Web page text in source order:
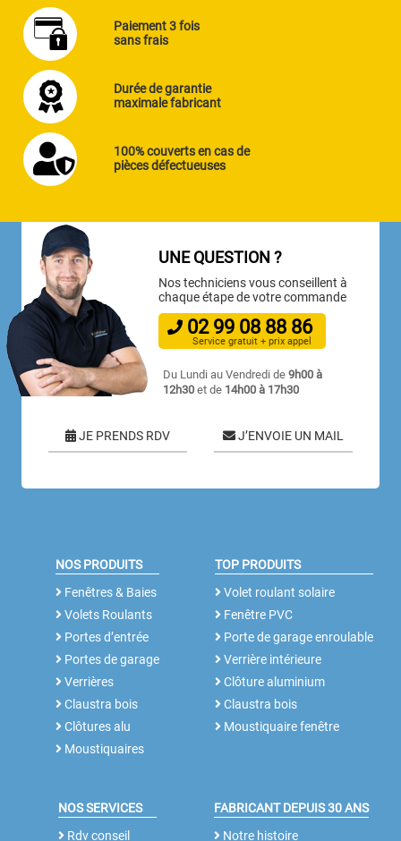
Paiement 3 fois
sans frais
Durée de garantie
maximale fabricant
100% couverts en cas de
pièces défectueuses
UNE QUESTION ?
Nos techniciens vous conseillent à
chaque étape de votre commande
02 99 08 88 86
Service gratuit + prix appel
Du Lundi au Vendredi de9h00 à
12h30 et de 14h00 à 17h30
JE PRENDS RDV J’ENVOIE UN MAIL
NOS PRODUITS
Fenêtres & Baies
Volets Roulants
Portes d’entrée
Portes de garage
Verrières
Claustra bois
Clôtures alu
Moustiquaires
TOP PRODUITS
Volet roulant solaire
Fenêtre PVC
Porte de garage enroulable
Verrière intérieure
Clôture aluminium
Claustra bois
Moustiquaire fenêtre
NOS SERVICES
Rdv conseil
FABRICANT DEPUIS 30 ANS
Notre histoire